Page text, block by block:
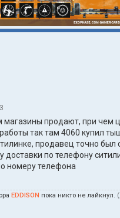
магазины продают, при чем
так там 4060 купил
продавец точно был
доставки по телефону
номеру телефона
EDDISON пока никто не лайкнул.